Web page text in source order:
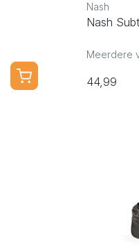
Nash
Nash
Meerdere
44,99